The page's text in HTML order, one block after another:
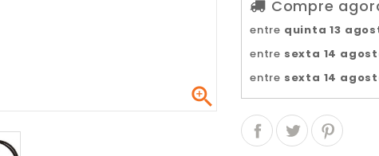

Compre
entre quinta 13
entre sexta 14
entre sexta 14